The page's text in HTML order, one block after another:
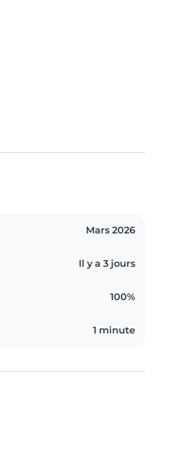
Mars 2026
Il y a 3 jours
100%
1 minute